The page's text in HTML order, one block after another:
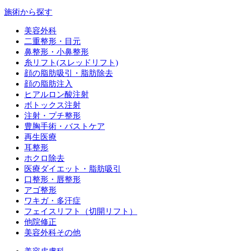
施術から探す
美容外科
二重整形・目元
鼻整形・小鼻整形
糸リフト(スレッドリフト)
顔の脂肪吸引・脂肪除去
顔の脂肪注入
ヒアルロン酸注射
ボトックス注射
注射・プチ整形
豊胸手術・バストケア
再生医療
耳整形
ホクロ除去
医療ダイエット・脂肪吸引
口整形・唇整形
アゴ整形
ワキガ・多汗症
フェイスリフト（切開リフト）
他院修正
美容外科その他